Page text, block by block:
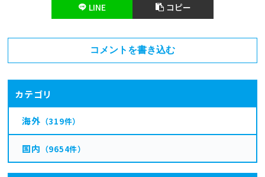
LINE
コピー
コメントを書き込む
カテゴリ
海外 （319件）
国内 （9654件）